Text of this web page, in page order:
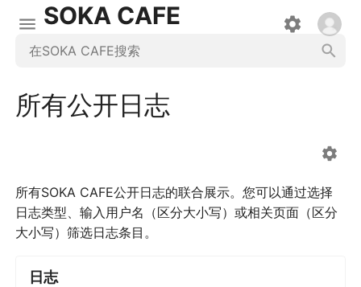
SOKA CAFE
所有公开日志
所有SOKA CAFE公开日志的联合展示。您可以通过选择
日志类型、输入用户名（区分大小写）或相关页面（区分
大小写）筛选日志条目。
日志